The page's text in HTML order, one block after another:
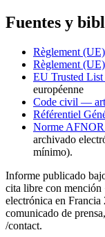
Fuentes y
Règlement
Règlement
EU Trusted
européenne
Code civil —
Référentiel
Norme
archivado
mínimo).
Informe publicado
cita libre con mención
electrónica en Francia
comunicado de
/contact.